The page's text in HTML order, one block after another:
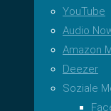
YouTube
Audio
Amazon
Deezer
Soziale